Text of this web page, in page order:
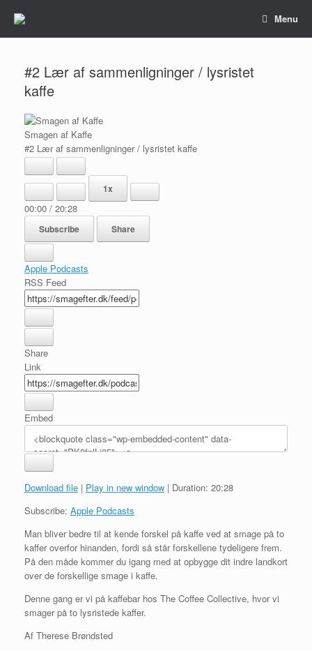
Menu
#2 Lær af sammenligninger / lysristet
kaffe
Smagen af Kaffe
#2 Lær af sammenligninger / lysristet kaffe
EpisodeEpisode
1x
00:00 / 20:28
Subscribe Share
Apple Podcasts
RSS Feed
Share
Link
Embed
Download file | Play in new window | Duration: 20:28
Subscribe: Apple Podcasts
Man bliver bedre til at kende forskel på kaffe ved at smage på to
kaffer overfor hinanden, fordi så står forskellene tydeligere frem.
På den måde kommer du igang med at opbygge dit indre landkort
over de forskellige smage i kaffe.
Denne gang er vi på kaffebar hos The Coffee Collective, hvor vi
smager på to lysristede kaffer.
Af Therese Brøndsted